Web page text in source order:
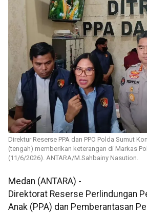
Direktur Reserse PPA dan PPO Polda Sumut
(tengah) memberikan keterangan di Markas
(11/6/2026). ANTARA/M.Sahbainy Nasution.
Medan (ANTARA) -
Direktorat Reserse Perlindungan
Anak (PPA) dan Pemberantasan